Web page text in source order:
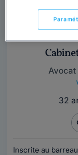
Avocat
32
Inscrite au